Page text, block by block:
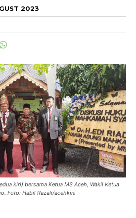
2023
kiri) bersama Ketua MS Aceh, Wakil Ketua
Foto: Habil Razali/acehkini